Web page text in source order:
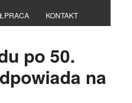
KONTAKT
po 50.
na